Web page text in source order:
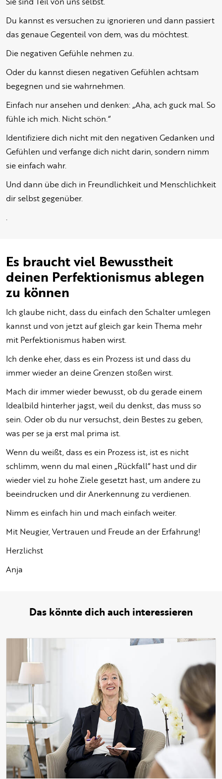
Du kannst es versuchen zu ignorieren und dann passiert
das genaue Gegenteil von dem, was du möchtest.
Die negativen Gefühle nehmen zu.
Oder du kannst diesen negativen Gefühlen achtsam
begegnen und sie wahrnehmen.
Einfach nur ansehen und denken: „Aha, ach guck mal. So
fühle ich mich. Nicht schön.“
Identifiziere dich nicht mit den negativen Gedanken und
Gefühlen und verfange dich nicht darin, sondern nimm
sie einfach wahr.
Und dann übe dich in Freundlichkeit und Menschlichkeit
dir selbst gegenüber.
.
Es braucht viel Bewusstheit
deinen Perfektionismus ablegen
zu können
Ich glaube nicht, dass du einfach den Schalter umlegen
kannst und von jetzt auf gleich gar kein Thema mehr
mit Perfektionismus haben wirst.
Ich denke eher, dass es ein Prozess ist und dass du
immer wieder an deine Grenzen stoßen wirst.
Mach dir immer wieder bewusst, ob du gerade einem
Idealbild hinterher jagst, weil du denkst, das muss so
sein. Oder ob du nur versuchst, dein Bestes zu geben,
was per se ja erst mal prima ist.
Wenn du weißt, dass es ein Prozess ist, ist es nicht
schlimm, wenn du mal einen „Rückfall“ hast und dir
wieder viel zu hohe Ziele gesetzt hast, um andere zu
beeindrucken und dir Anerkennung zu verdienen.
Nimm es einfach hin und mach einfach weiter.
Mit Neugier, Vertrauen und Freude an der Erfahrung!
Herzlichst
Anja
Das könnte dich auch interessieren